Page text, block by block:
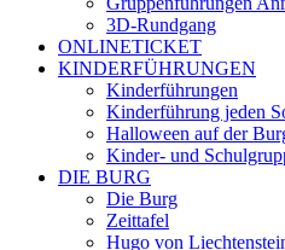
3D-Rundgang
ONLINETICKET
KINDERFÜHRUNGEN
Kinderführungen
Kinderführung jeden
Halloween auf der
Kinder- und
DIE BURG
Die Burg
Zeittafel
Hugo von